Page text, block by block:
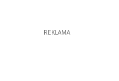
REKLAMA